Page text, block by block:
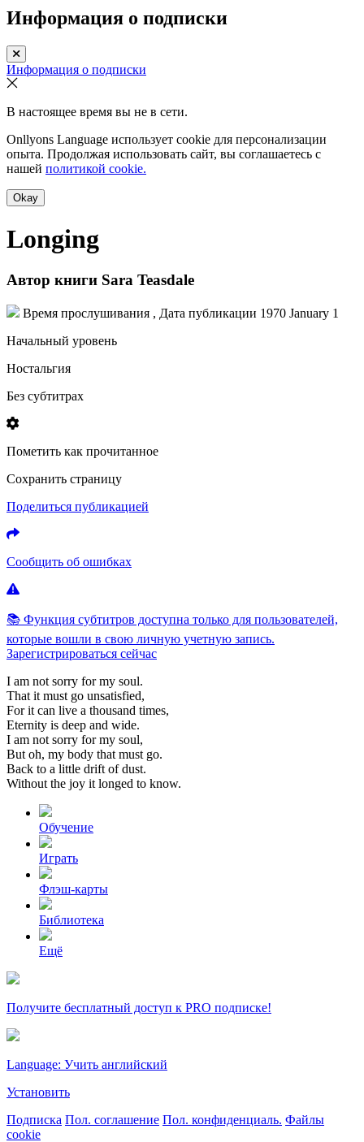
Информация о подписки
Информация о подписки
В настоящее время вы не в сети.
Onllyons Language использует cookie для персонализации
опыта. Продолжая использовать сайт, вы соглашаетесь с
нашей политикой cookie.
Okay
Longing
Автор книги Sara Teasdale
Время прослушивания , Дата публикации 1970 January 1
Начальный уровень
Ностальгия
Без субтитрах
Пометить как прочитанное
Сохранить страницу
Поделиться публикацией
Сообщить об ошибках
📚 Функция субтитров доступна только для пользователей,
которые вошли в свою личную учетную запись.
Зарегистрироваться сейчас
I am not sorry formy soul.
That it must go unsatisfied,
Forit can live a thousand times,
Eternity is deep and wide.
I am not sorry formy soul,
But oh, my body that must go.
Back to a little drift ofdust.
Without the joy it longed to know.
Обучение
Играть
Флэш-карты
Библиотека
Ещё
Получите бесплатный доступ к PRO подписке!
Language: Учить английский
Установить
Подписка Пол. соглашение Пол. конфиденциаль. Файлы
cookie